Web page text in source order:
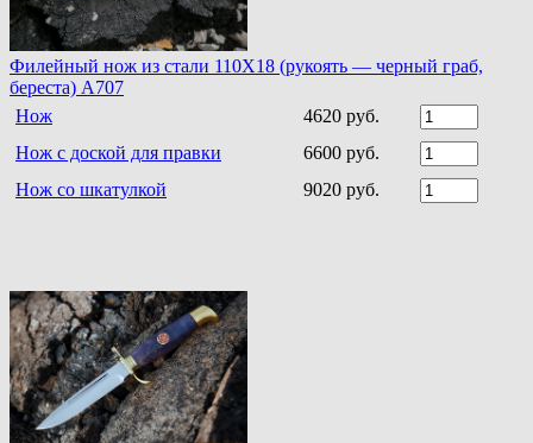
Филейный нож из стали 110Х18 (рукоять — черный граб,
береста) A707
Нож
4620 руб.
Нож с доской для правки
6600 руб.
Нож со шкатулкой
9020 руб.